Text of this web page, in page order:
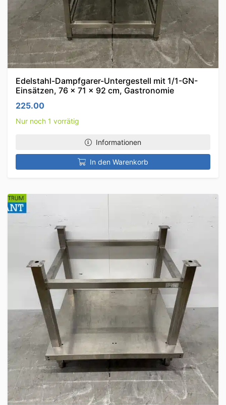
Edelstahl-Dampfgarer-Untergestell mit 1/1-GN-
Einsätzen, 76 x 71 x 92 cm, Gastronomie
225.00
Nur noch 1 vorrätig
Informationen
In den Warenkorb